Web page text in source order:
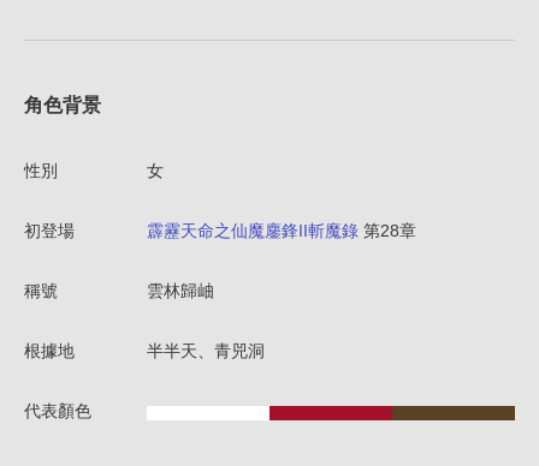
角色背景
性別 女
初登場 霹靂天命之仙魔鏖鋒II斬魔錄 第28章
稱號 雲林歸岫
根據地 半半天、青兕洞
代表顏色